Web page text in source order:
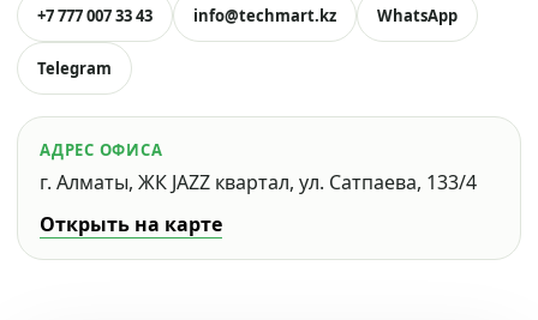
+7 777 007 33 43 info@techmart.kz WhatsApp
Telegram
АДРЕС ОФИСА
г. Алматы, ЖК JAZZ квартал, ул. Сатпаева, 133/4
Открыть на карте